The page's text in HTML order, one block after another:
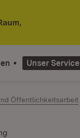
Unser Service
Öffentlichkeitsarbeit